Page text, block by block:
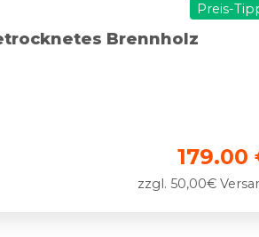
Preis-
Brennholz
179.00
zzgl. 50,00€